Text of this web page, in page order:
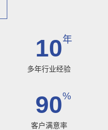
10年
多年行业经验
90%
客户满意率